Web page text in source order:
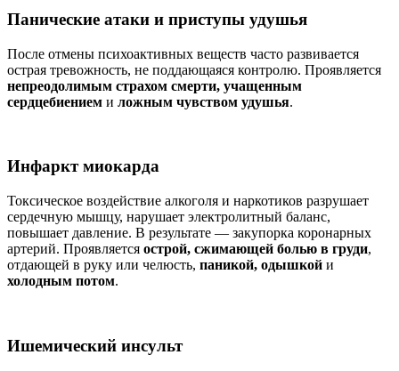
Панические атаки и приступы удушья
После отмены психоактивных веществ часто развивается
острая тревожность, не поддающаяся контролю. Проявляется
непреодолимым страхом смерти, учащенным
сердцебиением и ложным чувством удушья.
Инфаркт миокарда
Токсическое воздействие алкоголя и наркотиков разрушает
сердечную мышцу, нарушает электролитный баланс,
повышает давление. В результате — закупорка коронарных
артерий. Проявляется острой, сжимающей болью в груди,
отдающей в руку или челюсть, паникой, одышкой и
холодным потом.
Ишемический инсульт